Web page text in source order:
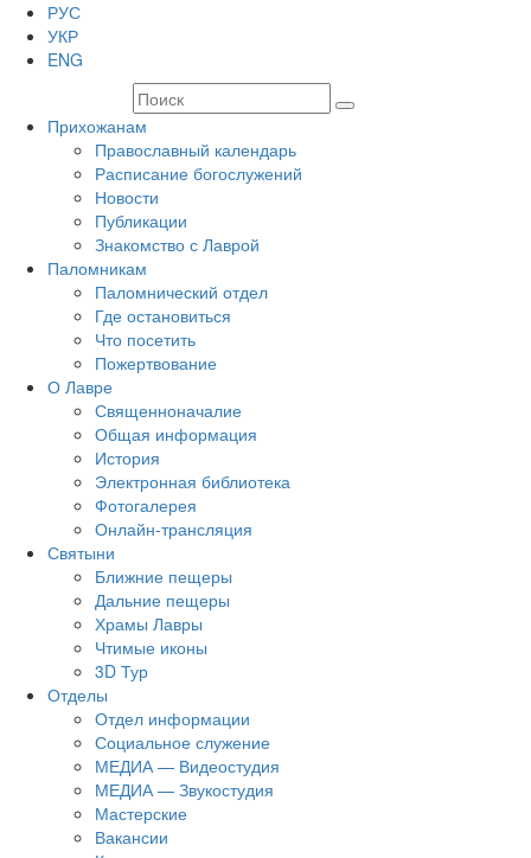
РУС
УКР
ENG
Прихожанам
Православный календарь
Расписание богослужений
Новости
Публикации
Знакомство с Лаврой
Паломникам
Паломнический отдел
Где остановиться
Что посетить
Пожертвование
О Лавре
Священноначалие
Общая информация
История
Электронная библиотека
Фотогалерея
Онлайн-трансляция
Святыни
Ближние пещеры
Дальние пещеры
Храмы Лавры
Чтимые иконы
3D Тур
Отделы
Отдел информации
Социальное служение
МЕДИА — Видеостудия
МЕДИА — Звукостудия
Мастерские
Вакансии